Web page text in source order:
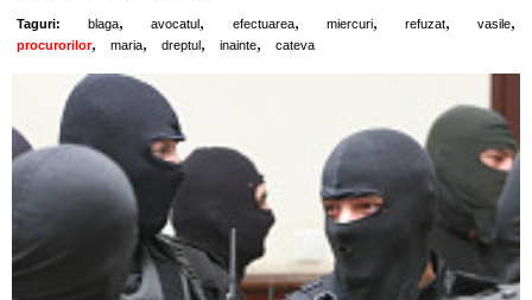
Taguri: blaga, avocatul , efectuarea, miercuri, refuzat, vasile,
procurorilor, maria, dreptul , inainte, cateva